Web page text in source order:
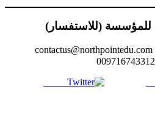
للمؤسسة (للاستفسار)